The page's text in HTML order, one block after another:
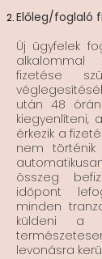
Előleg/foglaló
Új ügyfelek
alkalommal
fizetése
után 48
kiegyenlíteni,
érkezik a
nem
összeg
időpont
minden
küldeni a
levonásra